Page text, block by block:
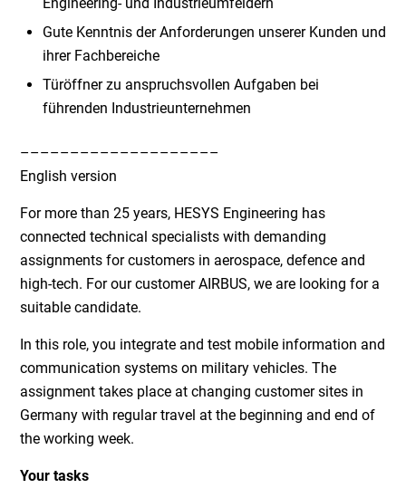
Gute Kenntnis der Anforderungen unserer Kunden und
ihrer Fachbereiche
Türöffner zu anspruchsvollen Aufgaben bei
führenden Industrieunternehmen
––––––––––––––––––––
English version
For more than 25 years, HESYS Engineering has
connected technical specialists with demanding
assignments for customers in aerospace, defence and
high-tech. For our customer AIRBUS, we are looking for a
suitable candidate.
In this role, you integrate and test mobile information and
communication systems on military vehicles. The
assignment takes place at changing customer sites in
Germany with regular travel at the beginning and end of
the working week.
Your tasks